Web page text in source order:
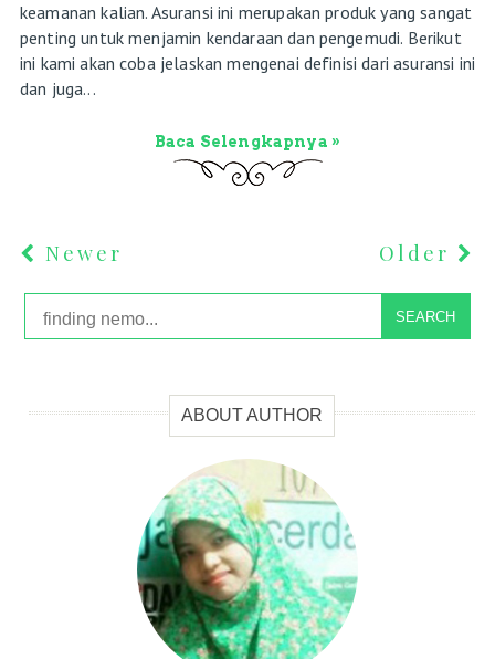
keamanan kalian. Asuransi ini merupakan produk yang sangat
penting untuk menjamin kendaraan dan pengemudi. Berikut
ini kami akan coba jelaskan mengenai definisi dari asuransi ini
dan juga...
Baca Selengkapnya »
Newer Older
SEARCH
ABOUT AUTHOR